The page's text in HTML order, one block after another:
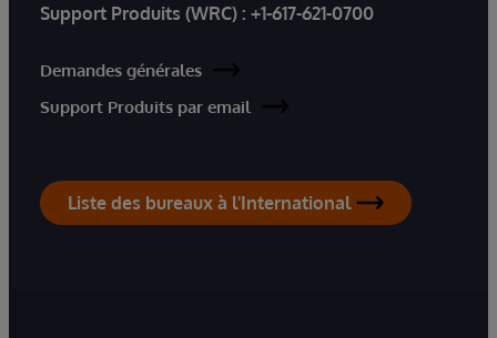
Support Produits (WRC) : +1-617-621-0700
Demandes générales
Support Produits par email
Liste des bureaux à l'International